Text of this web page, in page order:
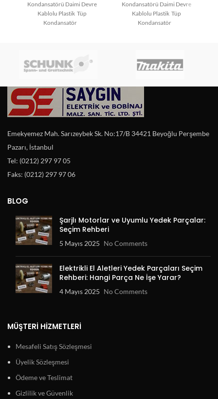
Kondansatörü Daimi Devre
Kablolu Plastik Tüp
Kondansatör
Kondansatörü Daimi Devre
Kablolu Plastik Tüp
Kondansatör
Emekyemez Mah. Sarızeybek Sk. No:17/B 34421 Beyoğlu Perşembe
Pazarı, İstanbul
Tel: (0212) 297 97 05
Faks: (0212) 297 97 06
BLOG
Şarjlı Motorlar ve Uyumlu Yedek Parçalar:
Seçim Rehberi
5 Mayıs 2025 No Comments
Elektrikli El Aletleri Yedek Parçaları Seçim
Rehberi: Hangi Parça Ne İşe Yarar?
4 Mayıs 2025 No Comments
MÜŞTERI HIZMETLERI
Mesafeli Satış Sözleşmesi
Üyelik Sözleşmesi
Ödeme ve Teslimat
Gizlilik ve Güvenlik